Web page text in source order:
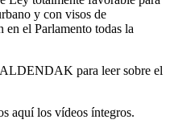
y con visos de
en el Parlamento todas la
para leer sobre el
aquí los vídeos íntegros.